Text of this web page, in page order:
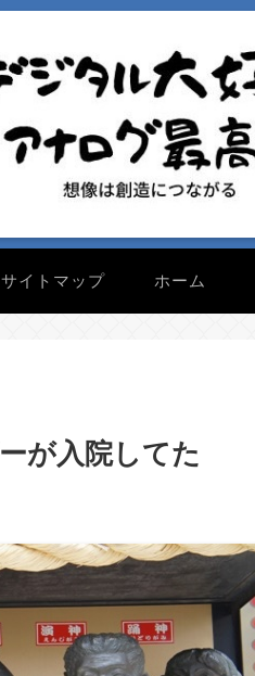
サイトマップ ホーム
が入院してた